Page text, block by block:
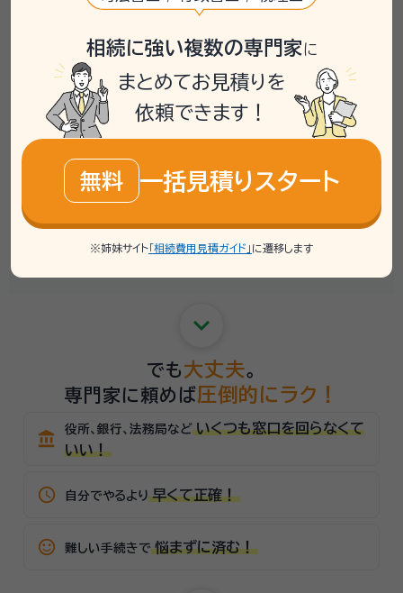
assignment 相続財産目録の作成
assignment 遺産分割協議書の作成
不動産の名義変更
相続税の申告
（要否の確認を含む）
keyboard_arrow_down
でも 大丈夫。
専門家に頼めば圧倒的にラク！
account_balance 役所、銀行、法務局など いくつも窓口を回らなくて
いい！
schedule 自分でやるより 早くて正確！
sentiment_satisfied_alt 難しい手続きで 悩まずに済む！
相続に強い複数の専門家に
まとめてお見積りを
依頼できます！
無料 一括見積りスタート
※姉妹サイト 「相続費用見積ガイド」 に遷移します